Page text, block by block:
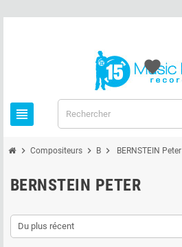
view_headline
favorite
chevron_right Compositeurs chevron_right B chevron_right BERNSTEIN Peter
BERNSTEIN PETER
Du plus récent